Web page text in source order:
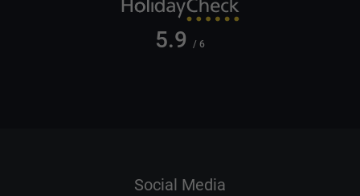
5.9 / 6
Social Media